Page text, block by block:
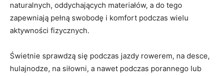
naturalnych, oddychających materiałów, a do tego
zapewniają pełną swobodę i komfort podczas wielu
aktywności fizycznych.
Świetnie sprawdzą się podczas jazdy rowerem, na desce,
hulajnodze, na siłowni, a nawet podczas porannego lub